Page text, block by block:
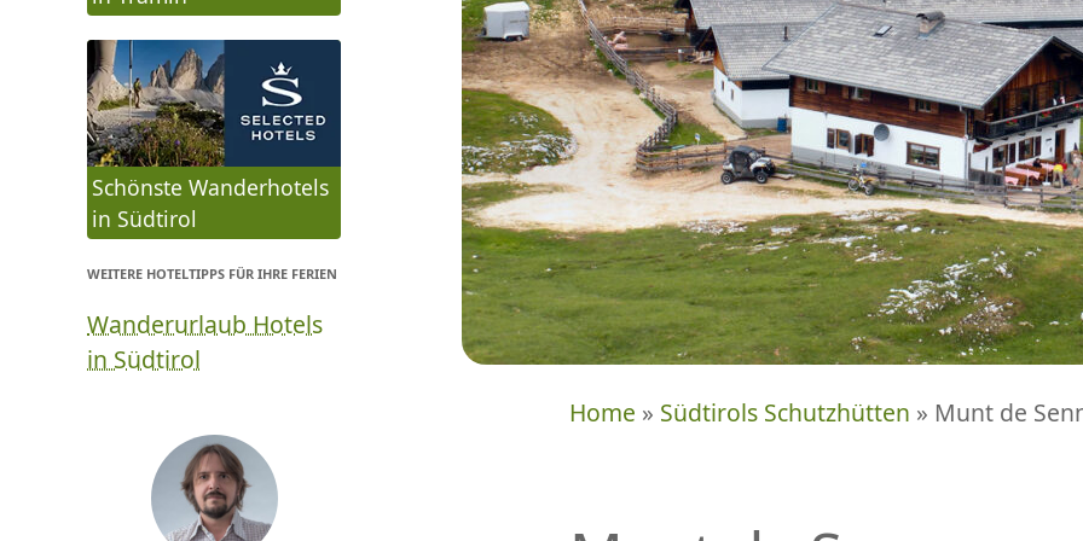
Home » Südtirols Schutzhütten » Munt de
Schönste Wanderhotels
in Südtirol
WEITERE HOTELTIPPS FÜR IHRE FERIEN
Wanderurlaub Hotels
in Südtirol